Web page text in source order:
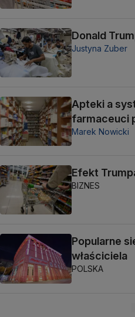
Donald
Justyna Zuber
Apteki a
farmaceuci
Marek Nowicki
Efekt
BIZNES
Popularne
właściciela
POLSKA